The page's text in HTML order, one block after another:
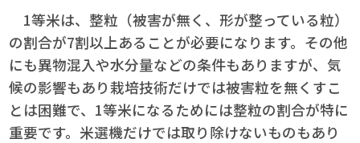
1等米は、整粒（被害が無く、形が整っている粒）
の割合が7割以上あることが必要になります。その他
にも異物混入や水分量などの条件もありますが、気
候の影響もあり栽培技術だけでは被害粒を無くすこ
とは困難で、1等米になるためには整粒の割合が特に
重要です。米選機だけでは取り除けないものもあり